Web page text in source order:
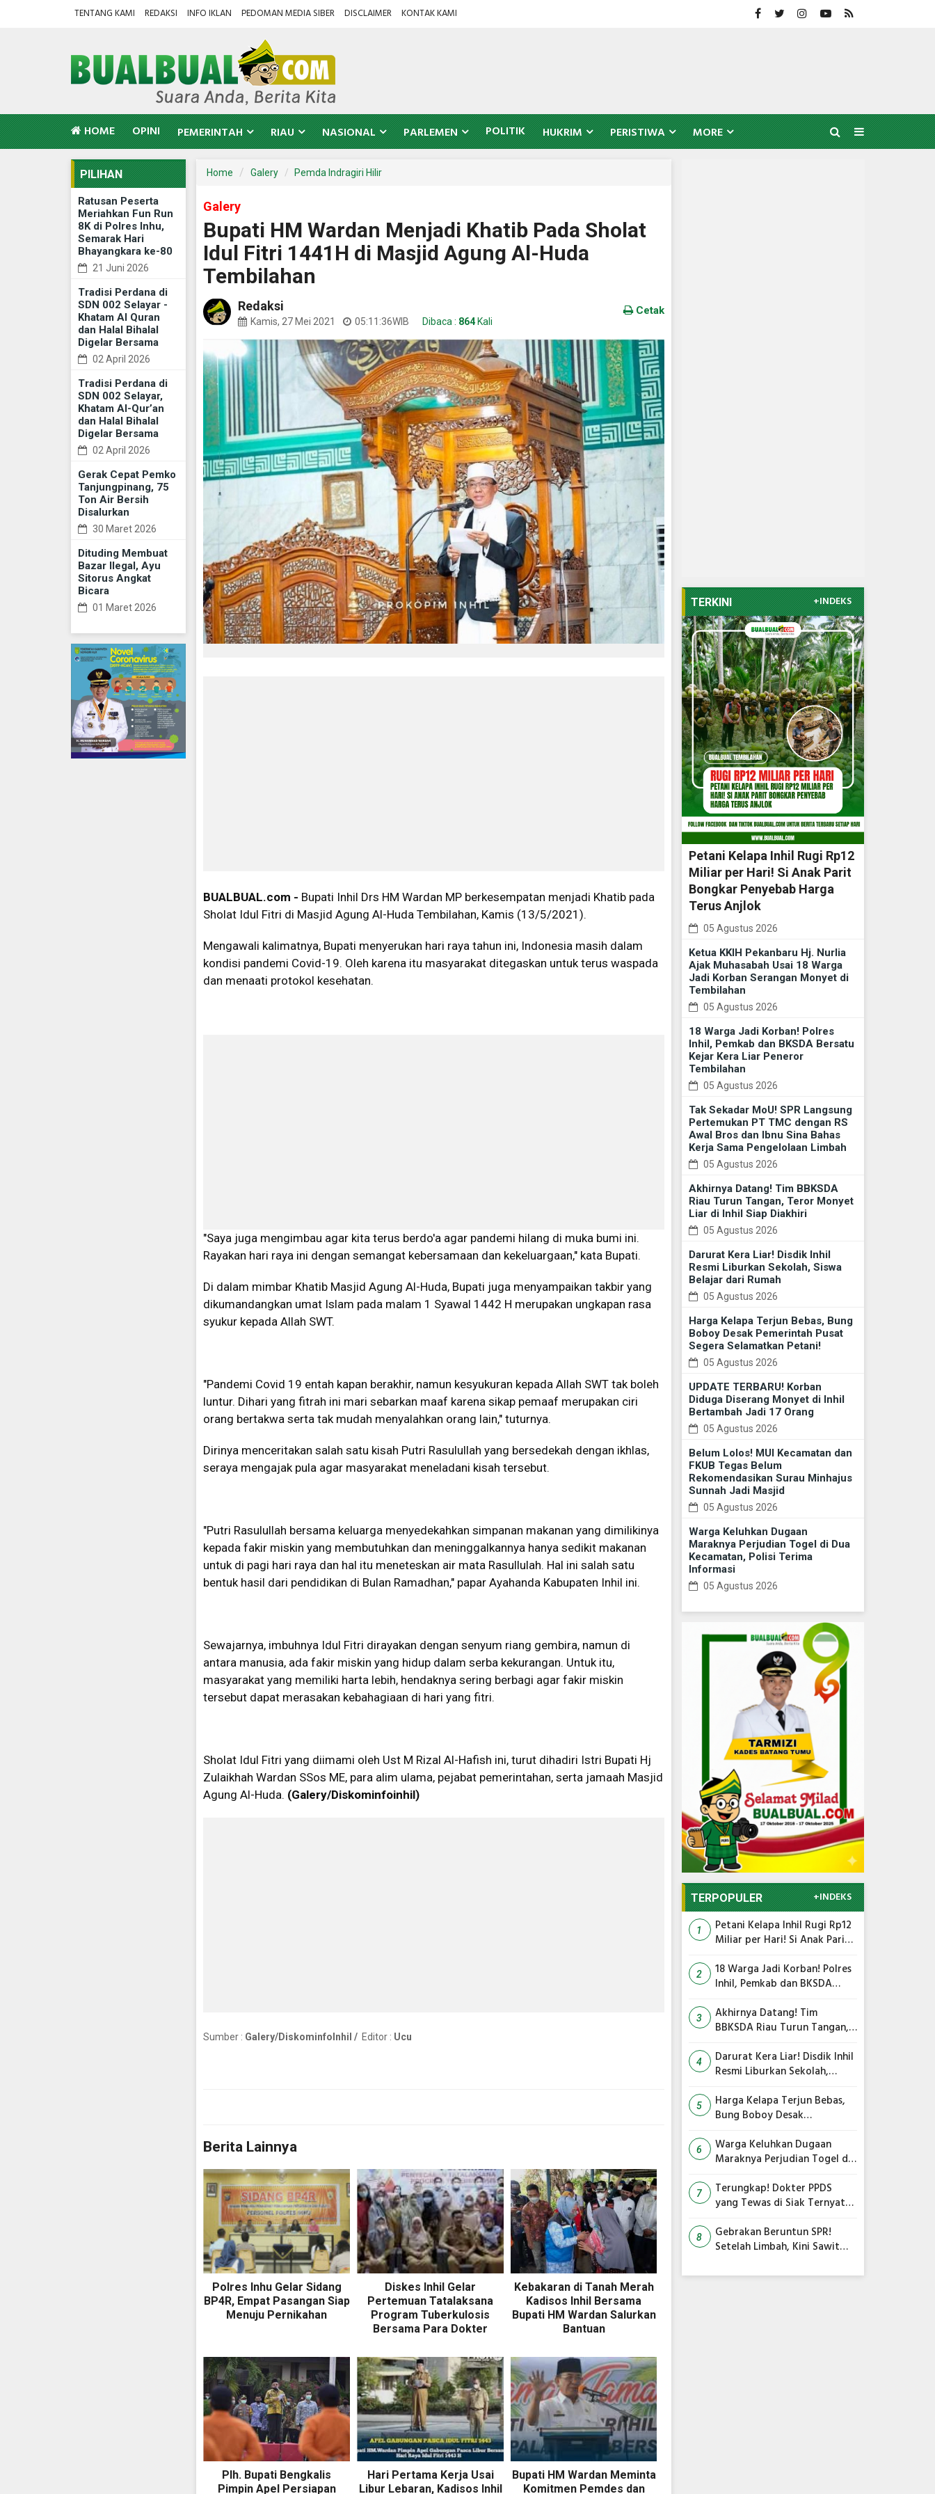
TENTANG KAMI REDAKSI INFO IKLAN PEDOMAN MEDIA SIBER DISCLAIMER KONTAK KAMI
HOME OPINI PEMERINTAH RIAU NASIONAL PARLEMEN POLITIK HUKRIM PERISTIWA MORE
PILIHAN
Ratusan Peserta
Meriahkan Fun Run
8K di Polres Inhu,
Semarak Hari
Bhayangkara ke-80
21 Juni 2026
Tradisi Perdana di
SDN 002 Selayar -
Khatam Al Quran
dan Halal Bihalal
Digelar Bersama
02 April 2026
Tradisi Perdana di
SDN 002 Selayar,
Khatam Al-Qur’an
dan Halal Bihalal
Digelar Bersama
02 April 2026
Gerak Cepat Pemko
Tanjungpinang, 75
Ton Air Bersih
Disalurkan
30 Maret 2026
Dituding Membuat
Bazar Ilegal, Ayu
Sitorus Angkat
Bicara
01 Maret 2026
Home Galery Pemda Indragiri Hilir
Galery
Bupati HM Wardan Menjadi Khatib Pada Sholat
Idul Fitri 1441H di Masjid Agung Al-Huda
Tembilahan
Redaksi
Kamis, 27 Mei 2021 05:11:36WIB Dibaca : 864 Kali
Cetak
BUALBUAL.com - Bupati Inhil Drs HM Wardan MP berkesempatan menjadi Khatib pada
Sholat Idul Fitri di Masjid Agung Al-Huda Tembilahan, Kamis (13/5/2021).
Mengawali kalimatnya, Bupati menyerukan hari raya tahun ini, Indonesia masih dalam
kondisi pandemi Covid-19. Oleh karena itu masyarakat ditegaskan untuk terus waspada
dan menaati protokol kesehatan.
"Saya juga mengimbau agar kita terus berdo'a agar pandemi hilang di muka bumi ini.
Rayakan hari raya ini dengan semangat kebersamaan dan kekeluargaan," kata Bupati.
Di dalam mimbar Khatib Masjid Agung Al-Huda, Bupati juga menyampaikan takbir yang
dikumandangkan umat Islam pada malam 1 Syawal 1442 H merupakan ungkapan rasa
syukur kepada Allah SWT.
"Pandemi Covid 19 entah kapan berakhir, namun kesyukuran kepada Allah SWT tak boleh
luntur. Dihari yang fitrah ini mari sebarkan maaf karena sikap pemaaf merupakan ciri
orang bertakwa serta tak mudah menyalahkan orang lain," tuturnya.
Dirinya menceritakan salah satu kisah Putri Rasulullah yang bersedekah dengan ikhlas,
seraya mengajak pula agar masyarakat meneladani kisah tersebut.
"Putri Rasulullah bersama keluarga menyedekahkan simpanan makanan yang dimilikinya
kepada fakir miskin yang membutuhkan dan meninggalkannya hanya sedikit makanan
untuk di pagi hari raya dan hal itu meneteskan air mata Rasullulah. Hal ini salah satu
bentuk hasil dari pendidikan di Bulan Ramadhan," papar Ayahanda Kabupaten Inhil ini.
Sewajarnya, imbuhnya Idul Fitri dirayakan dengan senyum riang gembira, namun di
antara manusia, ada fakir miskin yang hidup dalam serba kekurangan. Untuk itu,
masyarakat yang memiliki harta lebih, hendaknya sering berbagi agar fakir miskin
tersebut dapat merasakan kebahagiaan di hari yang fitri.
Sholat Idul Fitri yang diimami oleh Ust M Rizal Al-Hafish ini, turut dihadiri Istri Bupati Hj
Zulaikhah Wardan SSos ME, para alim ulama, pejabat pemerintahan, serta jamaah Masjid
Agung Al-Huda. (Galery/Diskominfoinhil)
Sumber : Galery/DiskominfoInhil / Editor : Ucu
Berita Lainnya
Polres Inhu Gelar Sidang
BP4R, Empat Pasangan Siap
Menuju Pernikahan
Diskes Inhil Gelar
Pertemuan Tatalaksana
Program Tuberkulosis
Bersama Para Dokter
Kebakaran di Tanah Merah
Kadisos Inhil Bersama
Bupati HM Wardan Salurkan
Bantuan
Plh. Bupati Bengkalis
Pimpin Apel Persiapan
Hari Pertama Kerja Usai
Libur Lebaran, Kadisos Inhil
Bupati HM Wardan Meminta
Komitmen Pemdes dan
TERKINI +INDEKS
Petani Kelapa Inhil Rugi Rp12
Miliar per Hari! Si Anak Parit
Bongkar Penyebab Harga
Terus Anjlok
05 Agustus 2026
Ketua KKIH Pekanbaru Hj. Nurlia
Ajak Muhasabah Usai 18 Warga
Jadi Korban Serangan Monyet di
Tembilahan
05 Agustus 2026
18 Warga Jadi Korban! Polres
Inhil, Pemkab dan BKSDA Bersatu
Kejar Kera Liar Peneror
Tembilahan
05 Agustus 2026
Tak Sekadar MoU! SPR Langsung
Pertemukan PT TMC dengan RS
Awal Bros dan Ibnu Sina Bahas
Kerja Sama Pengelolaan Limbah
05 Agustus 2026
Akhirnya Datang! Tim BBKSDA
Riau Turun Tangan, Teror Monyet
Liar di Inhil Siap Diakhiri
05 Agustus 2026
Darurat Kera Liar! Disdik Inhil
Resmi Liburkan Sekolah, Siswa
Belajar dari Rumah
05 Agustus 2026
Harga Kelapa Terjun Bebas, Bung
Boboy Desak Pemerintah Pusat
Segera Selamatkan Petani!
05 Agustus 2026
UPDATE TERBARU! Korban
Diduga Diserang Monyet di Inhil
Bertambah Jadi 17 Orang
05 Agustus 2026
Belum Lolos! MUI Kecamatan dan
FKUB Tegas Belum
Rekomendasikan Surau Minhajus
Sunnah Jadi Masjid
05 Agustus 2026
Warga Keluhkan Dugaan
Maraknya Perjudian Togel di Dua
Kecamatan, Polisi Terima
Informasi
05 Agustus 2026
TERPOPULER +INDEKS
1
Petani Kelapa Inhil Rugi Rp12
Miliar per Hari! Si Anak Parit
Terus Anjlok
2
18 Warga Jadi Korban! Polres
Inhil, Pemkab dan BKSDA
Peneror Tembilahan
3
Akhirnya Datang! Tim
BBKSDA Riau Turun Tangan,
Siap Diakhiri
4
Darurat Kera Liar! Disdik Inhil
Resmi Liburkan Sekolah,
5
Harga Kelapa Terjun Bebas,
Bung Boboy Desak
Selamatkan Petani!
6
Warga Keluhkan Dugaan
Maraknya Perjudian Togel di
Informasi
7
Terungkap! Dokter PPDS
yang Tewas di Siak Ternyata
Penyebabnya
8
Gebrakan Beruntun SPR!
Setelah Limbah, Kini Sawit
PAD Riau